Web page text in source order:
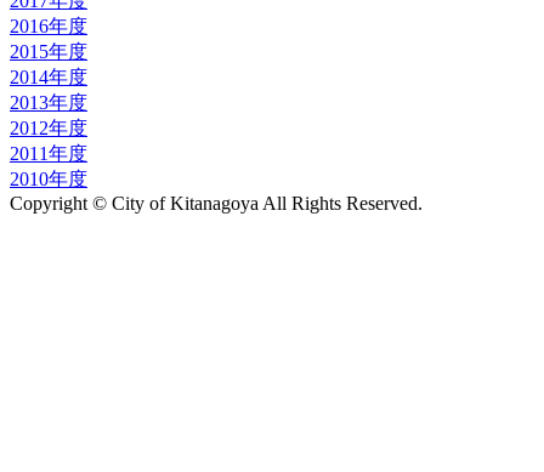
2016年度
2015年度
2014年度
2013年度
2012年度
2011年度
2010年度
Copyright © City of Kitanagoya All Rights Reserved.